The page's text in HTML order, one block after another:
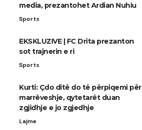
media, prezantohet Ardian Nuhiu
Sports
EKSKLUZIVE | FC Drita prezanton
sot trajnerin e ri
Sports
Kurti: Çdo ditë do të përpiqemi për
marrëveshje, qytetarët duan
zgjidhje e jo zgjedhje
Lajme